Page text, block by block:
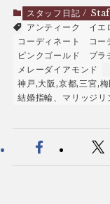
スタッフ日記 /
アンティーク
イエ
コーディネート
コー
ピンクゴールド
プラ
メレーダイアモンド
神戸,大阪,京都,三宮,
結婚指輪、マリッジ